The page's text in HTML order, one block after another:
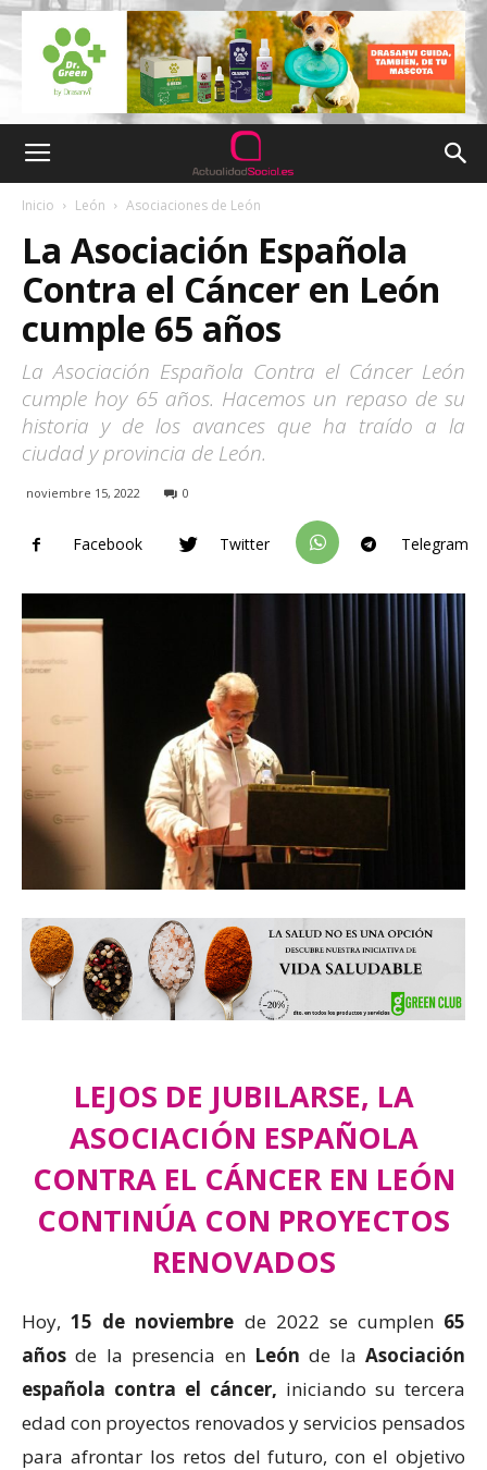
Inicio León Asociaciones de León
La Asociación Española
Contra el Cáncer en León
cumple 65 años
La Asociación Española Contra el Cáncer León
cumple hoy 65 años. Hacemos un repaso de su
historia y de los avances que ha traído a la
ciudad y provincia de León.
noviembre 15, 2022 0
Facebook Twitter Telegram
LEJOS DE JUBILARSE, LA
ASOCIACIÓN ESPAÑOLA
CONTRA EL CÁNCER EN LEÓN
CONTINÚA CON PROYECTOS
RENOVADOS
Hoy,15 de noviembre de 2022 se cumplen 65
años de la presencia en León de la Asociación
española contra el cáncer, iniciando su tercera
edad con proyectos renovados y servicios pensados
para afrontar los retos del futuro, con el objetivo